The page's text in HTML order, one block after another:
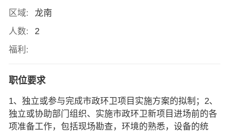
区域:
龙南
人数:
2
福利:
职位要求
1、独立或参与完成市政环卫项目实施方案的拟制；2、
独立或协助部门组织、实施市政环卫新项目进场前的各
项准备工作，包括现场勘查，环境的熟悉，设备的统